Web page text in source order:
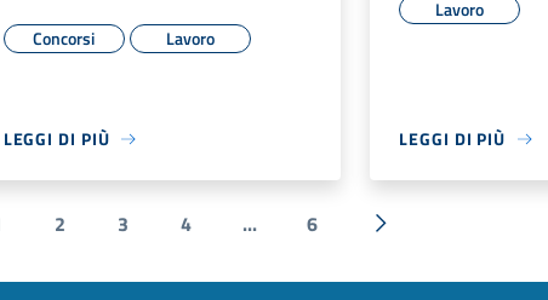
Concorsi Lavoro
LEGGI DI PIÙ
Lavoro
LEGGI DI PIÙ
2 3 4 ... 6
Successiva »